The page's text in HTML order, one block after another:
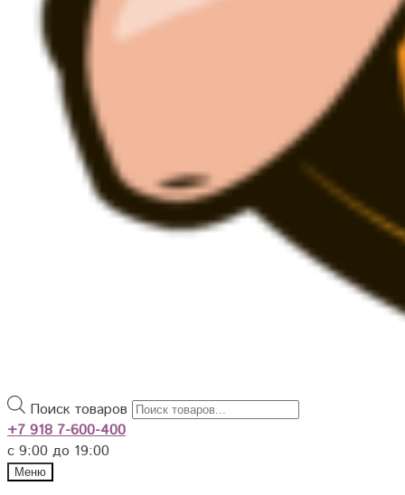
Поиск товаров
+7 918 7-600-400
с 9:00 до 19:00
Меню